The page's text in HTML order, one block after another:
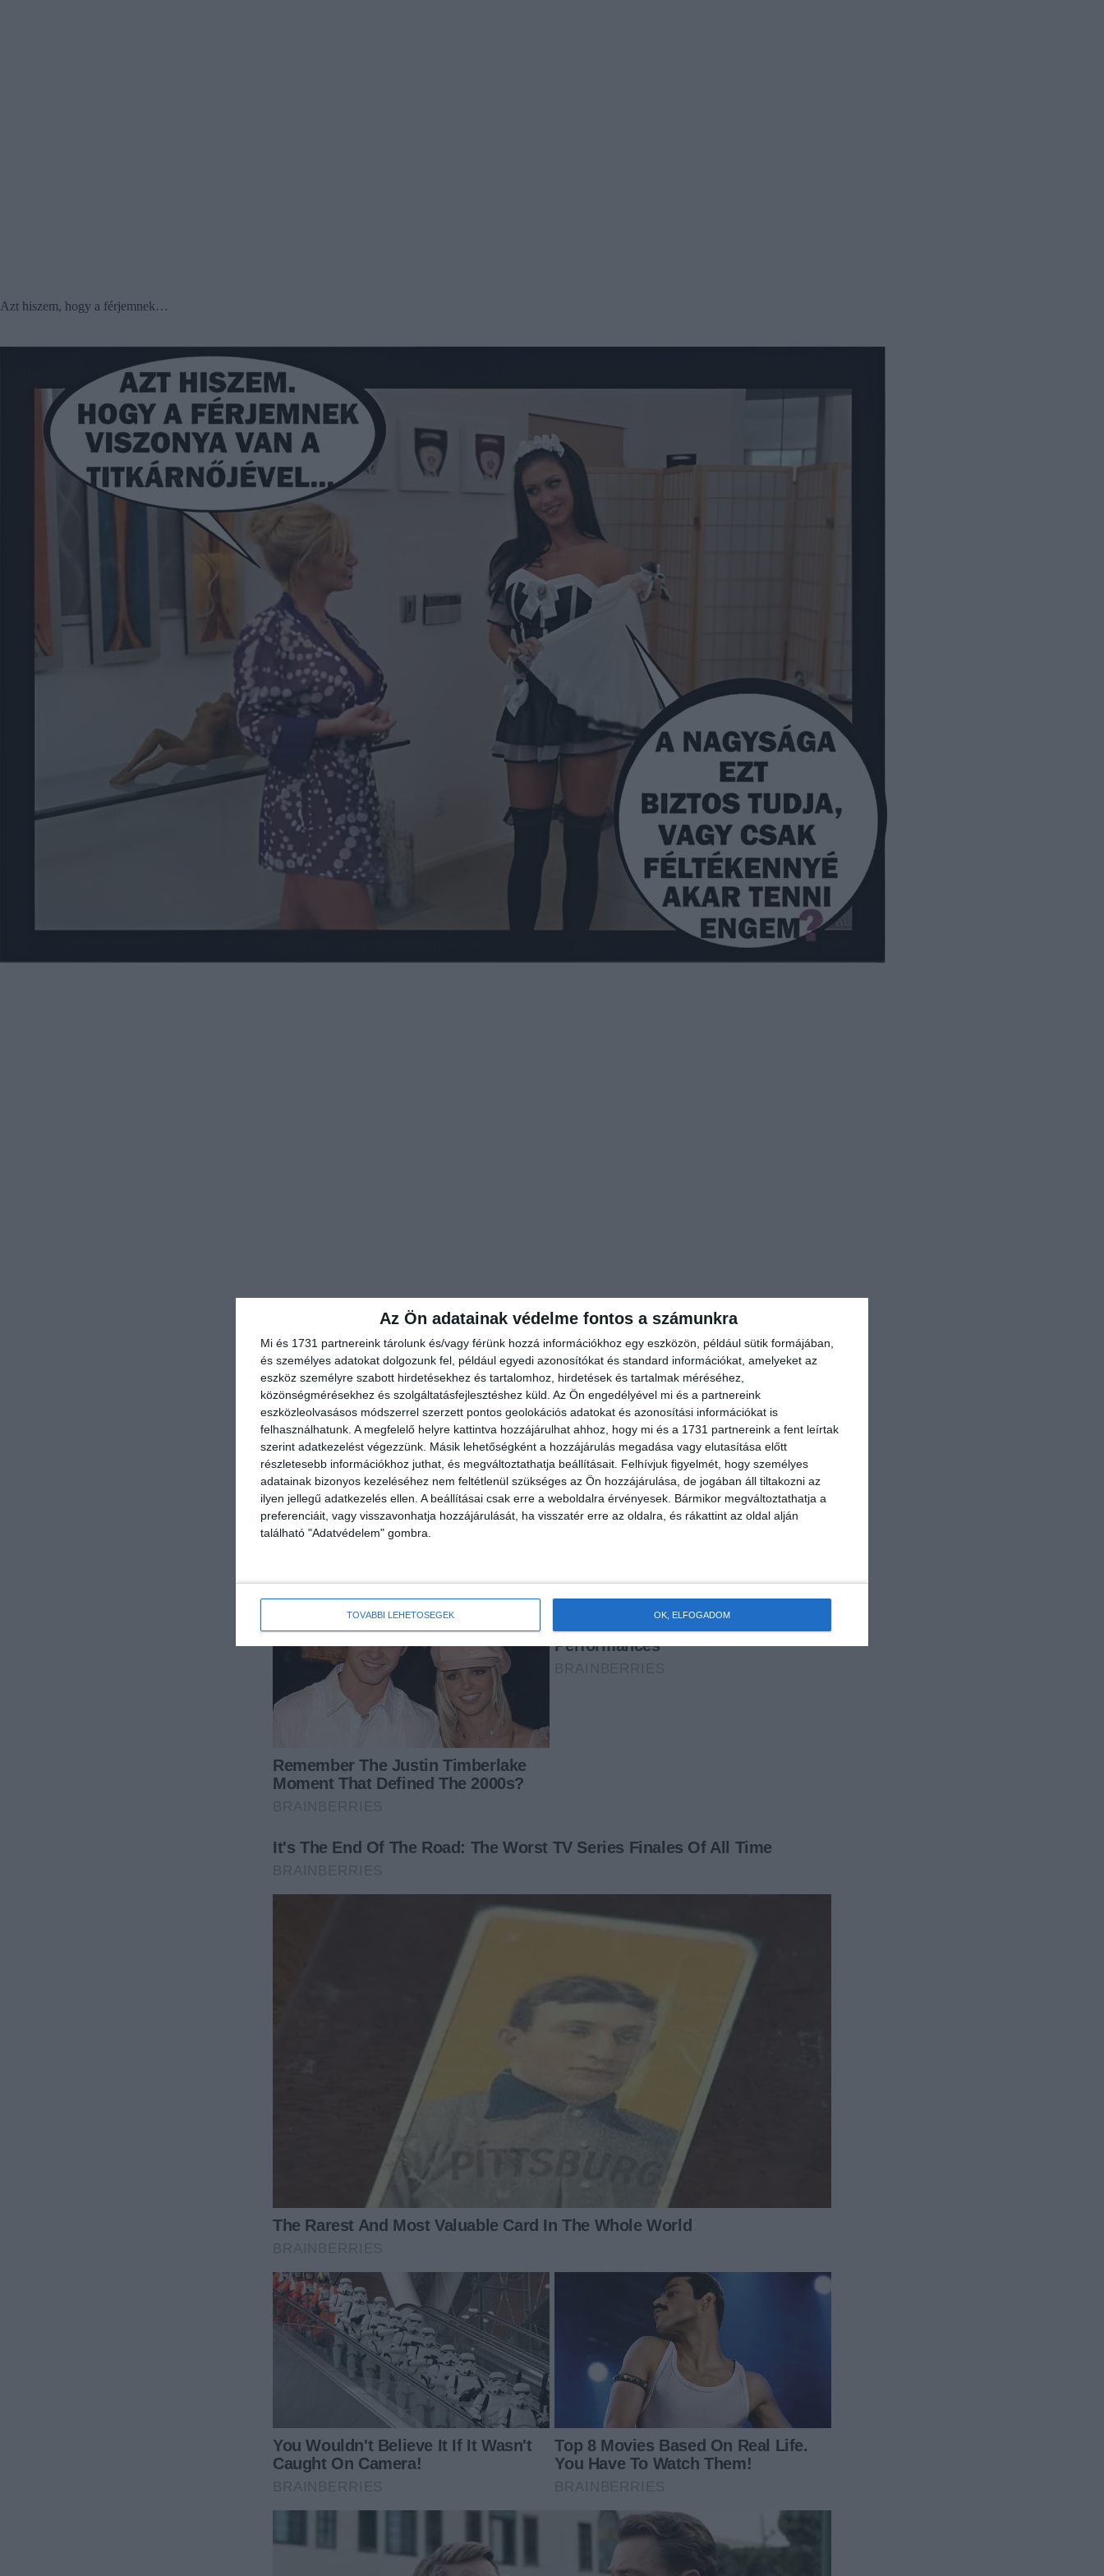
Az Ön adatainak védelme fontos a számunkra
Mi és 1731 partnereink tárolunk és/vagy férünk hozzá információkhoz egy eszközön, például sütik formájában,
és személyes adatokat dolgozunk fel, például egyedi azonosítókat és standard információkat, amelyeket az
eszköz személyre szabott hirdetésekhez és tartalomhoz, hirdetések és tartalmak méréséhez,
közönségmérésekhez és szolgáltatásfejlesztéshez küld. Az Ön engedélyével mi és a partnereink
eszközleolvasásos módszerrel szerzett pontos geolokációs adatokat és azonosítási információkat is
felhasználhatunk. A megfelelő helyre kattintva hozzájárulhat ahhoz, hogy mi és a 1731 partnereink a fent leírtak
szerint adatkezelést végezzünk. Másik lehetőségként a hozzájárulás megadása vagy elutasítása előtt
részletesebb információkhoz juthat, és megváltoztathatja beállításait. Felhívjuk figyelmét, hogy személyes
adatainak bizonyos kezeléséhez nem feltétlenül szükséges az Ön hozzájárulása, de jogában áll tiltakozni az
ilyen jellegű adatkezelés ellen. A beállításai csak erre a weboldalra érvényesek. Bármikor megváltoztathatja a
preferenciáit, vagy visszavonhatja hozzájárulását, ha visszatér erre az oldalra, és rákattint az oldal alján
található "Adatvédelem" gombra.
TOVÁBBI LEHETŐSÉGEK OK, ELFOGADOM
Azt hiszem, hogy a férjemnek…